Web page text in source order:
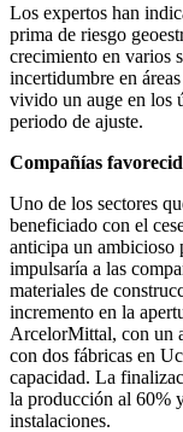
Los expertos han
prima de riesgo
crecimiento en varios
incertidumbre en
vivido un auge en los
periodo de ajuste.
Compañías
Uno de los sectores
beneficiado con el
anticipa un ambicioso
impulsaría a las
materiales de
incremento en la
ArcelorMittal, con un
con dos fábricas en
capacidad. La
la producción al 60%
instalaciones.